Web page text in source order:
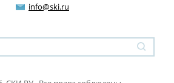
info@ski.ru